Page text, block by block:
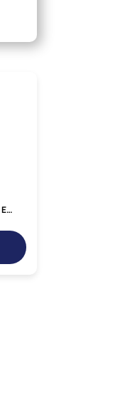
S2ER-E4RBL, PULSADOR DE EMERGENCIA TIPO HONGO ROJO LUMINOSO LED 110-220VAC, 1NC, DIAM. 22MM C/ RETENCION